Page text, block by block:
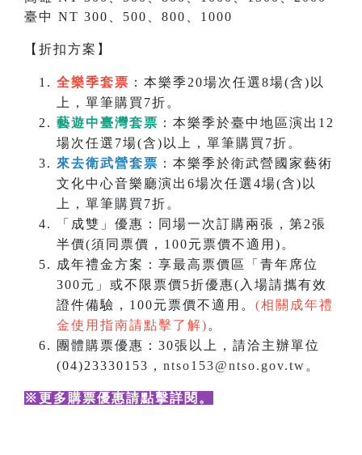
臺中 NT 300、500、800、1000
【折扣方案】
全樂季套票 ：本樂季20場次任選8場(含)以
上，單筆購買7折。
藝遊中臺灣套票 ：本樂季於臺中地區演出12
場次任選7場(含)以上，單筆購買7折。
來去衛武營套票 ：本樂季於衛武營國家藝術
文化中心音樂廳演出6場次任選4場(含)以
上，單筆購買7折。
「成雙」優惠：同場一次訂購兩張，第2張
半價(須同票價，100元票價不適用)。
成年禮金方案：享最高票價區「青年席位
300元」或不限票價5折優惠(入場請攜有效
證件備驗，100元票價不適用。 (相關成年禮
金使用指南請點擊了解) 。
團體購票優惠：30張以上，請洽主辦單位
(04)23330153， ntso153@ntso.gov.tw 。
※更多購票優惠請點擊詳閱 。